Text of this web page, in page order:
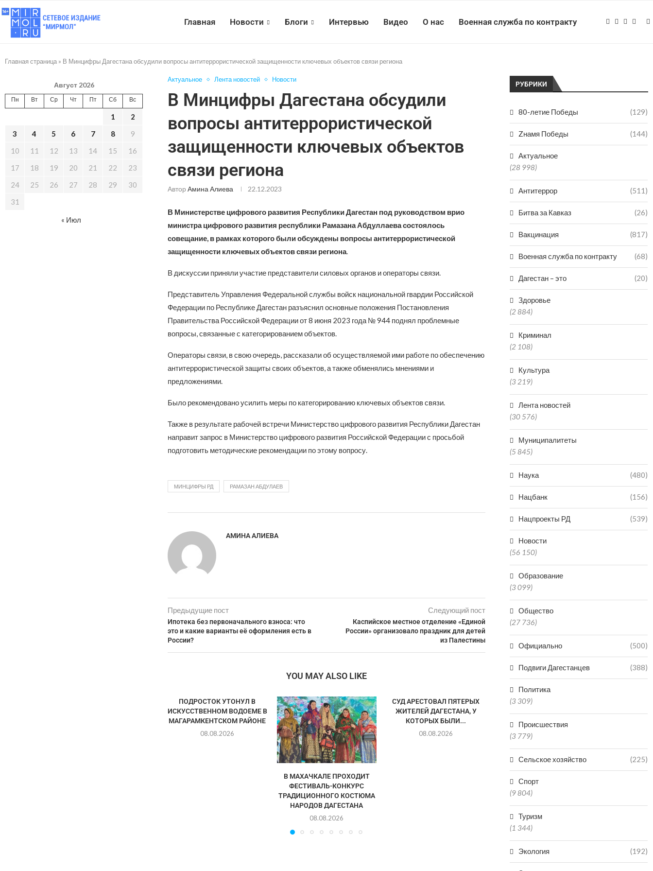
Главная Новости Блоги Интервью Видео О нас Военная служба по контракту
Главная страница » В Минцифры Дагестана обсудили вопросы антитеррористической защищенности ключевых объектов связи региона
Актуальное Лента новостей Новости
В Минцифры Дагестана обсудили
вопросы антитеррористической
защищенности ключевых объектов
связи региона
Автор Амина Алиева 22.12.2023
В Министерстве цифрового развития Республики Дагестан под руководством врио
министра цифрового развития республики Рамазана Абдуллаевасостоялось
совещание, в рамках которого были обсуждены вопросы антитеррористической
защищенности ключевых объектов связи региона.
В дискуссии приняли участие представители силовых органов и операторы связи.
Представитель Управления Федеральной службы войск национальной гвардии Российской
Федерации по Республике Дагестан разъяснил основные положения Постановления
Правительства Российской Федерации от 8 июня 2023 года № 944 поднял проблемные
вопросы, связанные с категорированием объектов.
Операторы связи, в свою очередь, рассказали об осуществляемой ими работе по обеспечению
антитеррористической защиты своих объектов, а также обменялись мнениями и
предложениями.
Было рекомендовано усилить меры по категорированию ключевых объектов связи.
Также в результате рабочей встречи Министерство цифрового развития Республики Дагестан
направит запрос в Министерство цифрового развития Российской Федерации с просьбой
подготовить методические рекомендации по этому вопросу.
МИНЦИФРЫ РД РАМАЗАН АБДУЛАЕВ
АМИНА АЛИЕВА
Предыдущие пост
Ипотека без первоначального взноса: что
это и какие варианты её оформления есть в
России?
Следующий пост
Каспийское местное отделение «Единой
России» организовало праздник для детей
из Палестины
YOU MAY ALSO LIKE
ПОДРОСТОК УТОНУЛ В
ИСКУССТВЕННОМ ВОДОЕМЕ В
МАГАРАМКЕНТСКОМ РАЙОНЕ
08.08.2026
В МАХАЧКАЛЕ ПРОХОДИТ
ФЕСТИВАЛЬ-КОНКУРС
ТРАДИЦИОННОГО КОСТЮМА
НАРОДОВ ДАГЕСТАНА
08.08.2026
СУД АРЕСТОВАЛ ПЯТЕРЫХ
ЖИТЕЛЕЙ ДАГЕСТАНА, У
КОТОРЫХ БЫЛИ...
08.08.2026
ДАГЕСТАНСКАЯ НЕДЕЛЯ
08.08.2026
РУБРИКИ
80-летие Победы (129)
Zнамя Победы (144)
Актуальное
(28 998)
Антитеррор (511)
Битва за Кавказ (26)
Вакцинация (817)
Военная служба по контракту (68)
Дагестан – это (20)
Здоровье
(2 884)
Криминал
(2 108)
Культура
(3 219)
Лента новостей
(30 576)
Муниципалитеты
(5 845)
Наука (480)
Нацбанк (156)
Нацпроекты РД (539)
Новости
(56 150)
Образование
(3 099)
Общество
(27 736)
Официально (500)
Подвиги Дагестанцев (388)
Политика
(3 309)
Происшествия
(3 779)
Сельское хозяйство (225)
Спорт
(9 804)
Туризм
(1 344)
Экология (192)
Август 2026
Пн Вт Ср Чт Пт Сб Вс
1
2
3
4 5 6 7 8
9
10
11 12 13 14 15
16
17
18 19 20 21 22
23
24
25 26 27 28 29
30
31
« Июл